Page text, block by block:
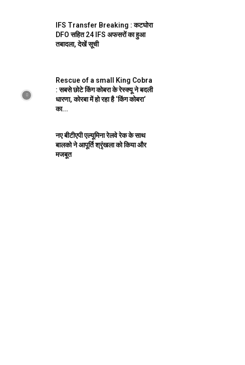
IFS Transfer Breaking : कटघोरा
DFO सहित 24 IFS अफसरों का हुआ
तबादला, देखें सूची
Rescue of a small King Cobra
: सबसे छोटे किंग कोबरा के रेस्क्यू ने बदली
धारणा, कोरबा में हो रहा है ‘किंग कोबरा‘
का...
नए बीटीएपी एल्यूमिना रेलवे रेक के साथ
बालको ने आपूर्ति श्रृंखला को किया और
मजबूत